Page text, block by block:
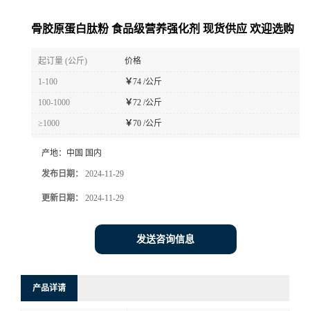
骨胶原蛋白肽粉 食品级营养强化剂 现货供应 欢迎选购
起订量 (公斤) 价格
1-100 ￥74 /公斤
100-1000 ￥72 /公斤
≥1000 ￥70 /公斤
产地： 中国 国内
发布日期： 2024-11-29
更新日期： 2024-11-29
发送咨询信息
产品详请